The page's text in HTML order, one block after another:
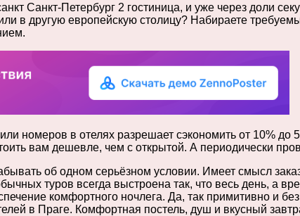
Санкт-Петербург 2 гостиница, и уже через доли
в другую европейскую столицу? Набираете
номеров в отелях разрешает сэкономить от 10%
вам дешевле, чем с открытой. А периодически
об одном серьёзном условии. Имеет смысл
туров всегда выстроена так, что весь день, а
комфортного ночлега. Да, так примитивно и
в Праге. Комфортная постель, душ и вкусный